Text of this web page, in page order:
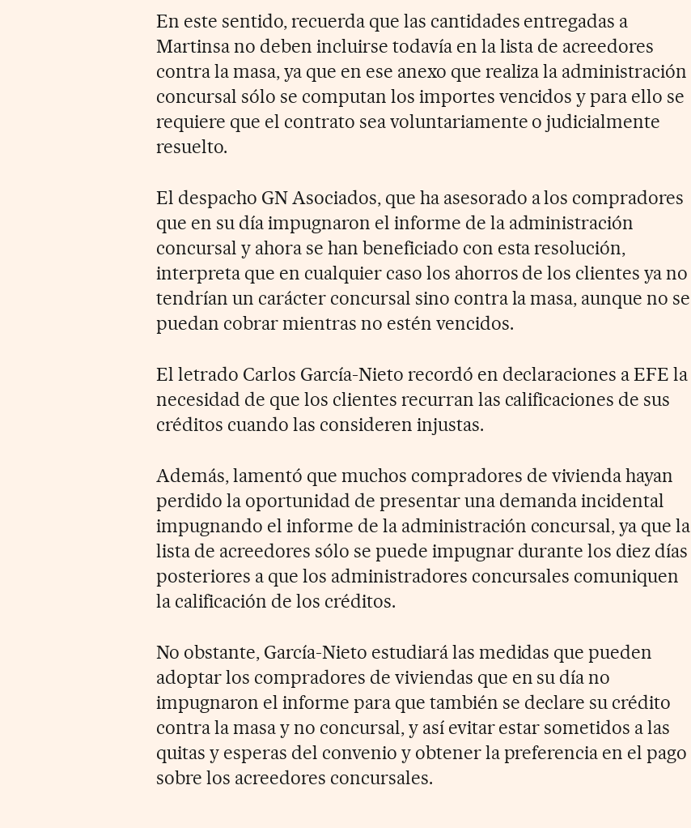
En este sentido, recuerda que las cantidades entregadas a
Martinsa no deben incluirse todavía en la lista de acreedores
contra la masa, ya que en ese anexo que realiza la administración
concursal sólo se computan los importes vencidos y para ello se
requiere que el contrato sea voluntariamente o judicialmente
resuelto.
El despacho GN Asociados, que ha asesorado a los compradores
que en su día impugnaron el informe de la administración
concursal y ahora se han beneficiado con esta resolución,
interpreta que en cualquier caso los ahorros de los clientes ya no
tendrían un carácter concursal sino contra la masa, aunque no se
puedan cobrar mientras no estén vencidos.
El letrado Carlos García-Nieto recordó en declaraciones a EFE la
necesidad de que los clientes recurran las calificaciones de sus
créditos cuando las consideren injustas.
Además, lamentó que muchos compradores de vivienda hayan
perdido la oportunidad de presentar una demanda incidental
impugnando el informe de la administración concursal, ya que la
lista de acreedores sólo se puede impugnar durante los diez días
posteriores a que los administradores concursales comuniquen
la calificación de los créditos.
No obstante, García-Nieto estudiará las medidas que pueden
adoptar los compradores de viviendas que en su día no
impugnaron el informe para que también se declare su crédito
contra la masa y no concursal, y así evitar estar sometidos a las
quitas y esperas del convenio y obtener la preferencia en el pago
sobre los acreedores concursales.